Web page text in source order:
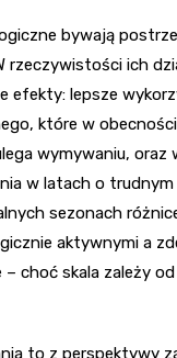
bywają
ich
efekty: lepsze
które w
wymywaniu, oraz
w latach o trudnym
sezonach
aktywnymi a
choć skala zależy
to z perspektywy